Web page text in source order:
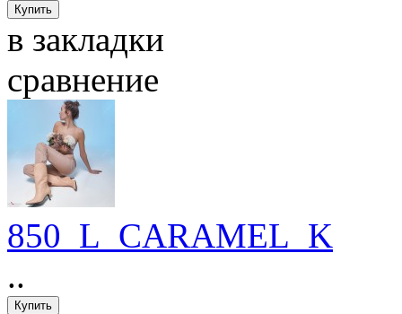
в закладки
сравнение
850_L_CARAMEL_K
..